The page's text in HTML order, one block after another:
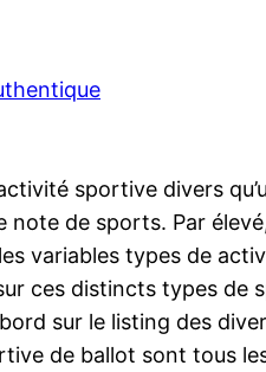
sportive divers
note de sports. Par
variables types de
ces distincts types de
sur le listing des
de ballot sont tous